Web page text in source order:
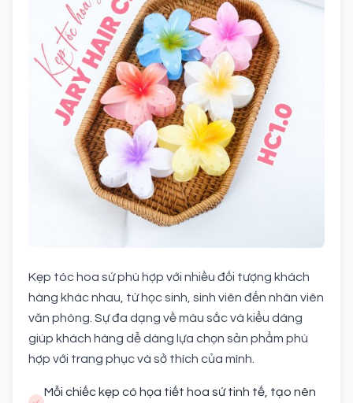
Kẹp tóc hoa sứ phù hợp với nhiều đối tượng khách
hàng khác nhau, từ học sinh, sinh viên đến nhân viên
văn phòng. Sự đa dạng về màu sắc và kiểu dáng
giúp khách hàng dễ dàng lựa chọn sản phẩm phù
hợp với trang phục và sở thích của mình.
Mỗi chiếc kẹp có họa tiết hoa sứ tinh tế, tạo nên